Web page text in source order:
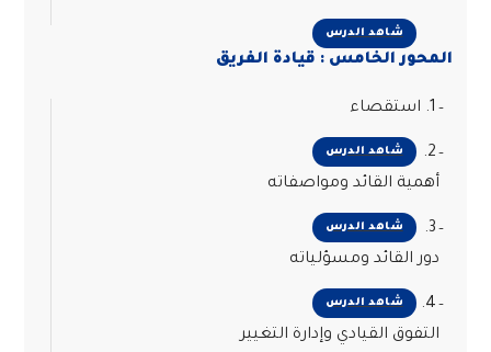
شاهد الدرس
المحور الخامس : قيادة الفريق
شاهد الدرس
2.
أهمية القائد ومواصفاته
شاهد الدرس
3.
دور القائد ومسؤلياته
شاهد الدرس
4.
التفوق القيادي وإدارة التغيير